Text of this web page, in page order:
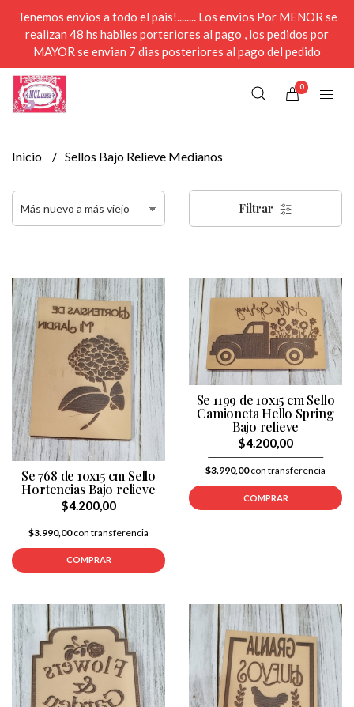
Tenemos envios a todo el pais!........ Los envios Por MENOR se
realizan 48 hs habiles porteriores al pago , los pedidos por
MAYOR se envian 7 dias posteriores al pago del pedido
0
Inicio Sellos Bajo Relieve Medianos
Filtrar
Se 768 de 10x15 cm Sello
Hortencias Bajo relieve
$4.200,00
$3.990,00con transferencia
COMPRAR
Se 1199 de 10x15 cm Sello
Camioneta Hello Spring
Bajo relieve
$4.200,00
$3.990,00con transferencia
COMPRAR